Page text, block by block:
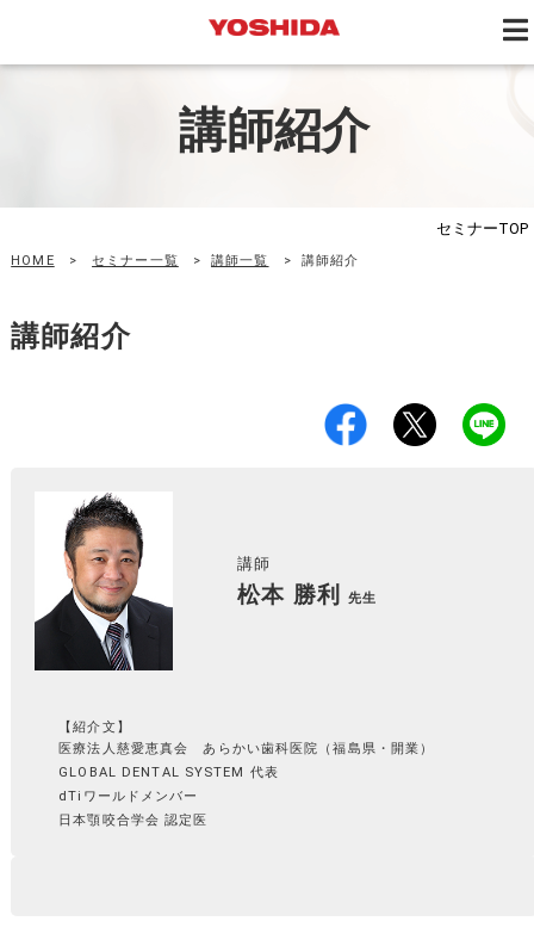
講師紹介
セミナーTOP
HOME > セミナー一覧 > 講師一覧 > 講師紹介
講師紹介
講師
松本 勝利 先生
【紹介文】
医療法人慈愛恵真会 あらかい歯科医院（福島県・開業）
GLOBAL DENTAL SYSTEM 代表
dTiワールドメンバー
日本顎咬合学会 認定医